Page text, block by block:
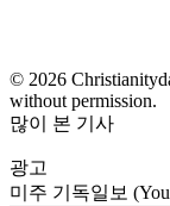
© 2026
without permission.
많이 본 기사
광고
미주 기독일보